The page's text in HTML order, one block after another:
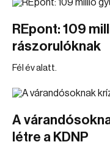
REpont: 109
rászorulóknak
Fél év alatt.
A
létre a KDNP